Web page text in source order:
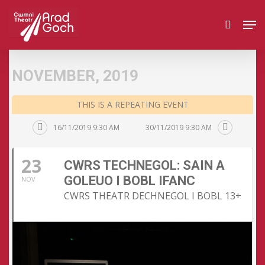
main
content
search
NOVEMBER, 2019
THIS IS A REPEATING EVENT
16/11/2019 9:30 AM 30/11/2019 9:30 AM
23
NOV
CWRS TECHNEGOL: SAIN A
GOLEUO I BOBL IFANC
CWRS THEATR DECHNEGOL I BOBL 13+